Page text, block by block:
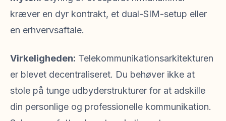
kræver en dyr kontrakt, et dual-SIM-setup eller
en erhvervsaftale.
Virkeligheden: Telekommunikationsarkitekturen
er blevet decentraliseret. Du behøver ikke at
stole på tunge udbyderstrukturer for at adskille
din personlige og professionelle kommunikation.